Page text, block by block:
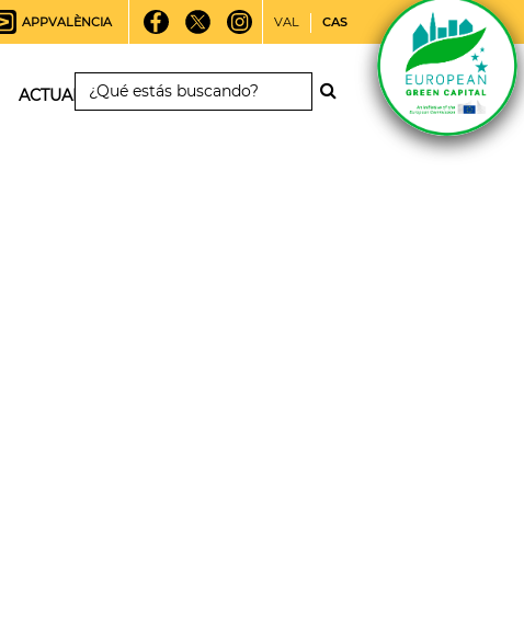
APPVALÈNCIA VAL CAS
ACTUALIDAD